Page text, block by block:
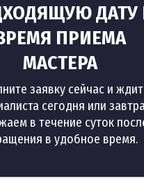
ДАТУ
ПРИЕМА
МАСТЕРА
заявку сейчас и
сегодня или
в течение суток
в удобное время.